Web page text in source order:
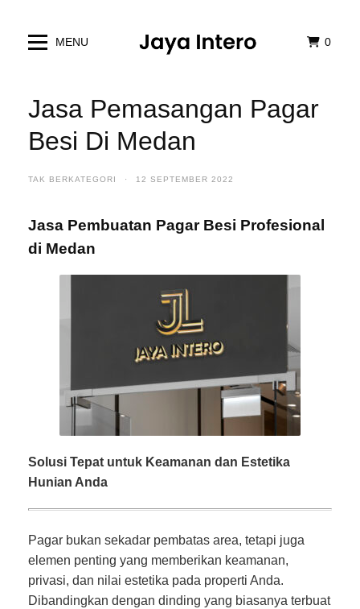
MENU 0
Jasa Pemasangan Pagar
Besi Di Medan
TAK BERKATEGORI · 12 SEPTEMBER 2022
Jasa Pembuatan Pagar Besi Profesional
di Medan
Solusi Tepat untuk Keamanan dan Estetika
Hunian Anda
Pagar bukan sekadar pembatas area, tetapi juga
elemen penting yang memberikan keamanan,
privasi, dan nilai estetika pada properti Anda.
Dibandingkan dengan dinding yang biasanya terbuat